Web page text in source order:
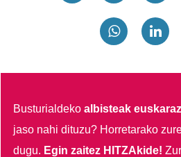
Busturialdekoalbisteak
jaso nahi dituzu? Horretarako
dugu. Egin zaitez HITZAkide!